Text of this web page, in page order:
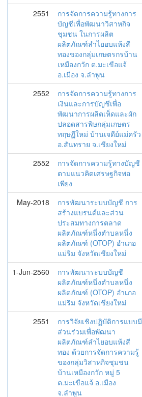
2551
การจัดการความรู้ทางการ
บัญชีเพื่อพัฒนาวิสาหกิจ
ชุมชน ในการผลิต
ผลิตภัณฑ์ลำไยอบแห้งสี
ทองของกลุ่มเกษตรกรบ้าน
เหมืองกวัก ต.มะเขือแจ้
อ.เมือง จ.ลำพูน
2552
การจัดการความรู้ทางการ
เงินและการบัญชีเพื่อ
พัฒนาการผลิตเห็ดและผัก
ปลอดสารพิษกลุ่มเกษตร
ทฤษฏีใหม่ บ้านเจดีย์แม่ครัว
อ.สันทราย จ.เชียงใหม่
2552
การจัดการความรู้ทางบัญชี
ตามแนวคิดเศรษฐกิจพอ
เพียง
May-2018
การพัฒนาระบบบัญชี การ
สร้างแบรนด์และส่วน
ประสมทางการตลาด
ผลิตภัณฑ์หนึ่งตำบลหนึ่ง
ผลิตภัณฑ์ (OTOP) อำเภอ
แม่ริม จังหวัดเชียงใหม่
1-Jun-2560
การพัฒนาระบบบัญชี
ผลิตภัณฑ์หนึ่งตำบลหนึ่ง
ผลิตภัณฑ์ (OTOP) อำเภอ
แม่ริม จังหวัดเชียงใหม่
2551
การวิจัยเชิงปฏิบัติการแบบมี
ส่วนร่วมเพื่อพัฒนา
ผลิตภัณฑ์ลำไยอบแห้งสี
ทอง ด้วยการจัดการความรู้
ของกลุ่มวิสาหกิจชุมชน
บ้านเหมืองกวัก หมู่ 5
ต.มะเขือแจ้ อ.เมือง
จ.ลำพูน